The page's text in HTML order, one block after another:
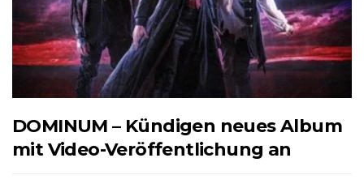
DOMINUM – Kündigen neues Album
mit Video-Veröffentlichung an